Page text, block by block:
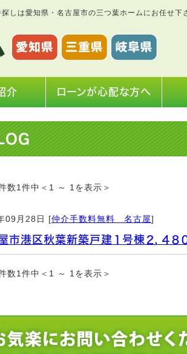
しは愛知県・名古屋市の三つ葉ホームにお任せ下
介 ローンが心配な方へ
数1件中＜1 ～ 1を表示＞
09月28日 [仲介手数料無料 名古屋]
市港区秋葉新築戸建１号棟２，４８
数1件中＜1 ～ 1を表示＞